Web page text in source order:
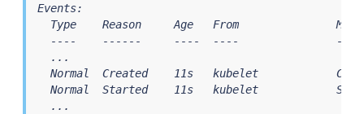
Events:
Type    Reason     Age   From
----    ------     ----  ----
  ...
Normal  Created    11s   kubelet
Normal  Started    11s   kubelet
  ...